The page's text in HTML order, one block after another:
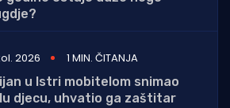
2026
1 MIN. ČITANJA
u Istri mobitelom snimao
djecu, uhvatio ga zaštitar